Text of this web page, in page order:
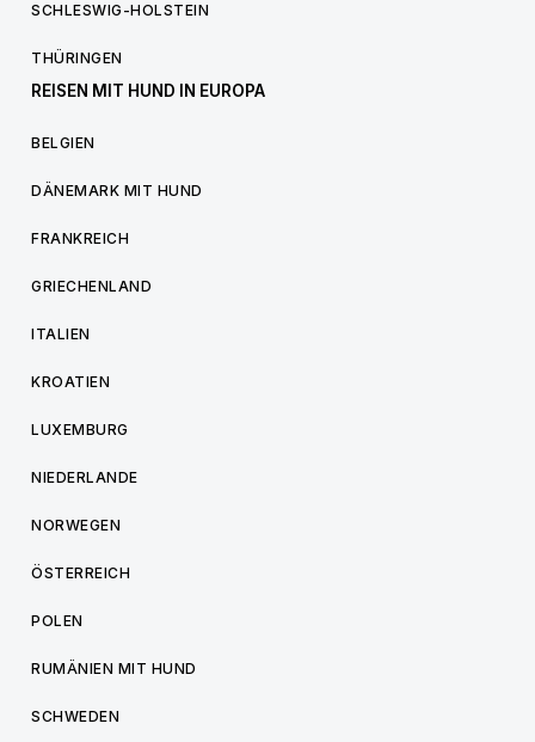
SCHLESWIG-HOLSTEIN
THÜRINGEN
REISEN MIT HUND IN EUROPA
BELGIEN
DÄNEMARK MIT HUND
FRANKREICH
GRIECHENLAND
ITALIEN
KROATIEN
LUXEMBURG
NIEDERLANDE
NORWEGEN
ÖSTERREICH
POLEN
RUMÄNIEN MIT HUND
SCHWEDEN